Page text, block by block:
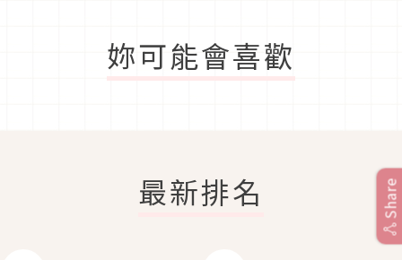
妳可能會喜歡
最新排名 Share